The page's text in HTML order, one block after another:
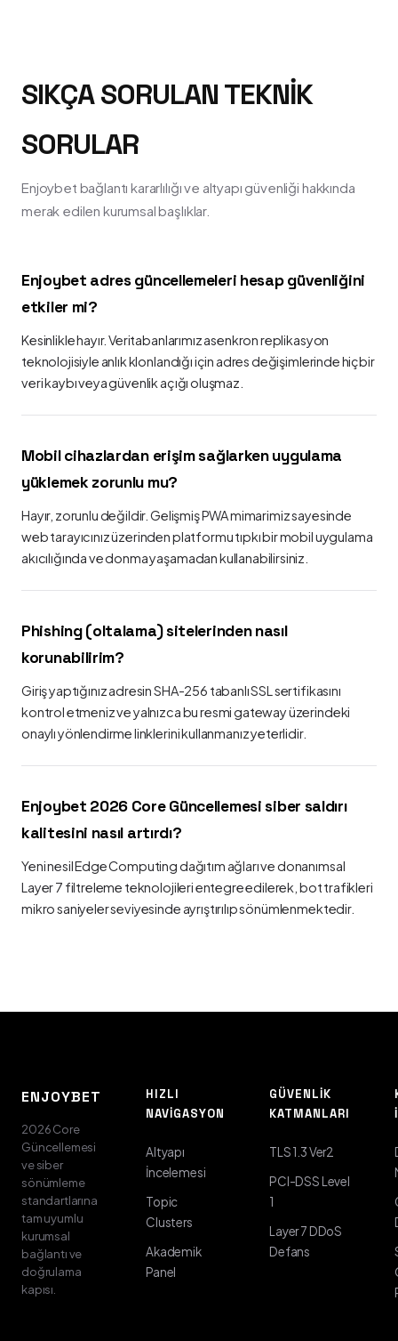
SIKÇA SORULAN TEKNIK
SORULAR
Enjoybet bağlantı kararlılığı ve altyapı güvenliği hakkında
merak edilen kurumsal başlıklar.
Enjoybet adres güncellemeleri hesap güvenliğini
etkiler mi?
Kesinlikle hayır. Veritabanlarımız asenkron replikasyon
teknolojisiyle anlık klonlandığı için adres değişimlerinde hiçbir
veri kaybı veya güvenlik açığı oluşmaz.
Mobil cihazlardan erişim sağlarken uygulama
yüklemek zorunlu mu?
Hayır, zorunlu değildir. Gelişmiş PWA mimarimiz sayesinde
web tarayıcınız üzerinden platformu tıpkı bir mobil uygulama
akıcılığında ve donma yaşamadan kullanabilirsiniz.
Phishing (oltalama) sitelerinden nasıl
korunabilirim?
Giriş yaptığınız adresin SHA-256 tabanlı SSL sertifikasını
kontrol etmeniz ve yalnızca bu resmi gateway üzerindeki
onaylı yönlendirme linklerini kullanmanız yeterlidir.
Enjoybet 2026 Core Güncellemesi siber saldırı
kalitesini nasıl artırdı?
Yeni nesil Edge Computing dağıtım ağları ve donanımsal
Layer 7 filtreleme teknolojileri entegre edilerek, bot trafikleri
mikro saniyeler seviyesinde ayrıştırılıp sönümlenmektedir.
ENJOYBET
2026 Core
Güncellemesi
ve siber
sönümleme
standartlarına
tam uyumlu
kurumsal
bağlantı ve
doğrulama
kapısı.
HIZLI
NAVIGASYON
Altyapı
İncelemesi
Topic
Clusters
Akademik
Panel
GÜVENLIK
KATMANLARI
TLS 1.3 Ver2
PCI-DSS Level
1
Layer 7 DDoS
Defans